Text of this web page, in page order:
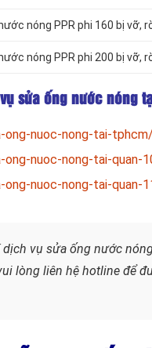
nóng PPR phi 160 bị vỡ,
nóng PPR phi 200 bị vỡ,
sửa ống nước nóng
ong-nuoc-nong-tai-tphcm/
nuoc-nong-tai-quan-
nuoc-nong-tai-quan-
vụ sửa ống nước
lòng liên hệ hotline để